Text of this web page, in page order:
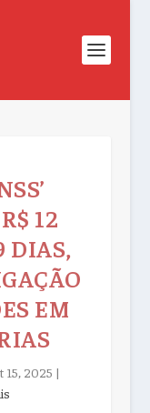
12
DIAS,
EM
15, 2025 |